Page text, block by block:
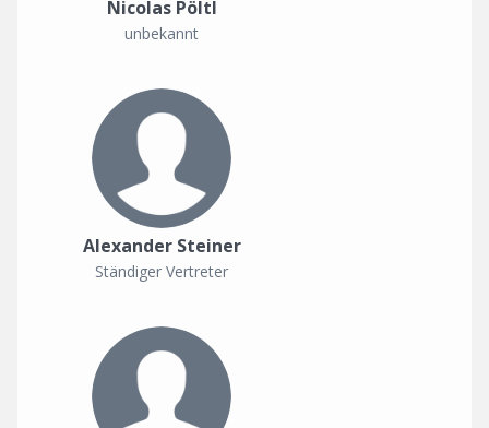
Nicolas Pöltl
unbekannt
Alexander Steiner
Ständiger Vertreter